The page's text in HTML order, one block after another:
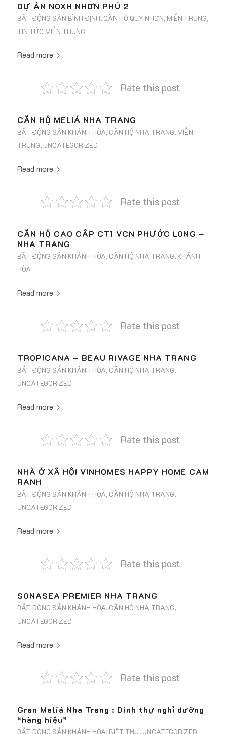
DỰ ÁN NOXH NHƠN PHÚ 2
BẤT ĐỘNG SẢN BÌNH ĐỊNH, CĂN HỘ QUY NHƠN, MIỀN TRUNG,
TIN TỨC MIỀN TRUNG
Read more
Rate this post
CĂN HỘ MELIÁ NHA TRANG
BẤT ĐỘNG SẢN KHÁNH HÒA, CĂN HỘ NHA TRANG, MIỀN
TRUNG, UNCATEGORIZED
Read more
Rate this post
CĂN HỘ CAO CẤP CT1 VCN PHƯỚC LONG –
NHA TRANG
BẤT ĐỘNG SẢN KHÁNH HÒA, CĂN HỘ NHA TRANG, KHÁNH
HÒA
Read more
Rate this post
TROPICANA – BEAU RIVAGE NHA TRANG
BẤT ĐỘNG SẢN KHÁNH HÒA, CĂN HỘ NHA TRANG,
UNCATEGORIZED
Read more
Rate this post
NHÀ Ở XÃ HỘI VINHOMES HAPPY HOME CAM
RANH
BẤT ĐỘNG SẢN KHÁNH HÒA, CĂN HỘ NHA TRANG,
UNCATEGORIZED
Read more
Rate this post
SONASEA PREMIER NHA TRANG
BẤT ĐỘNG SẢN KHÁNH HÒA, CĂN HỘ NHA TRANG,
UNCATEGORIZED
Read more
Rate this post
Gran Meliá Nha Trang : Dinh thự nghỉ dưỡng
“hàng hiệu”
BẤT ĐỘNG SẢN KHÁNH HÒA, BIỆT THỰ, UNCATEGORIZED